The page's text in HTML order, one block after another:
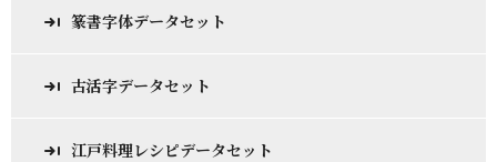
篆書字体データセット
古活字データセット
江戸料理レシピデータセット